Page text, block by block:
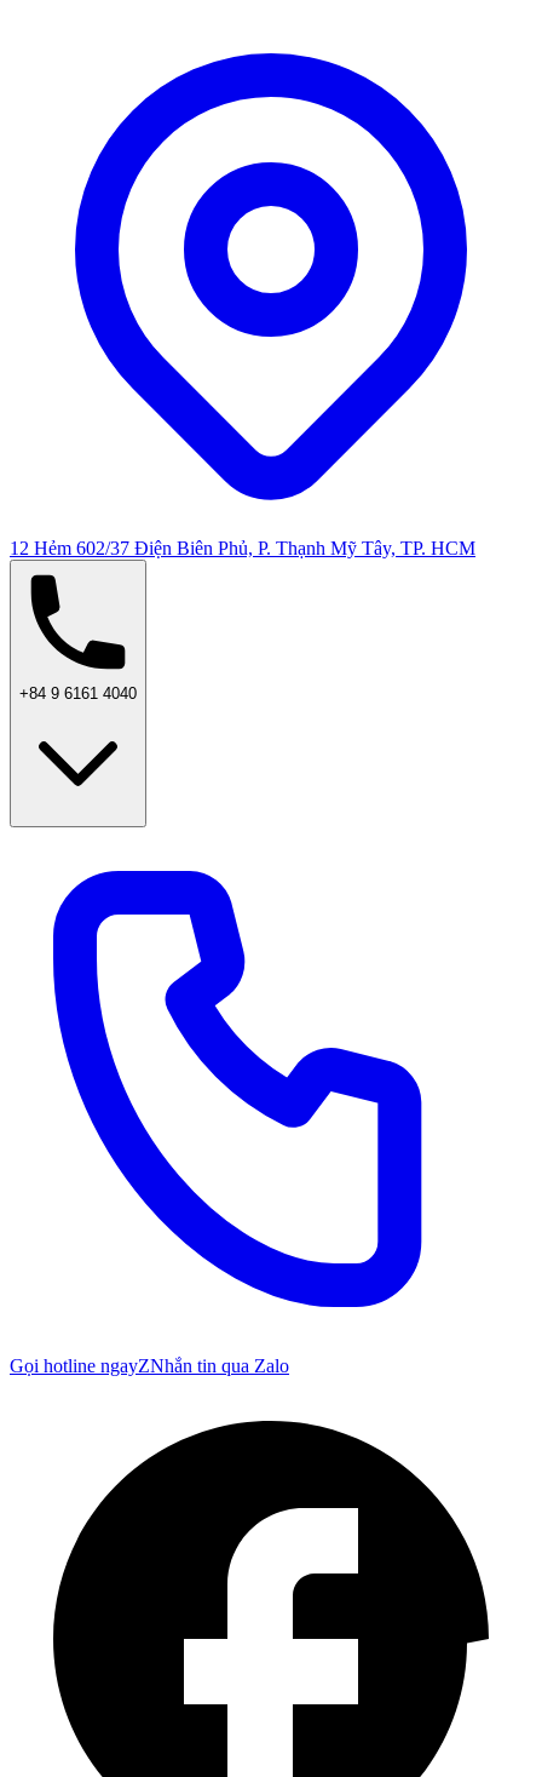
12 Hẻm 602/37 Điện Biên Phủ, P. Thạnh Mỹ Tây, TP. HCM
+84 9 6161 4040
Gọi hotline ngayZNhắn tin qua Zalo